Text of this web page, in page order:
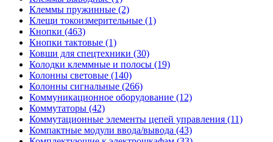
Клеммы пружинные (2)
Клещи токоизмерительные (1)
Кнопки (463)
Кнопки тактовые (1)
Ковши для спецтехники (30)
Колодки клеммные и полосы (19)
Колонны световые (140)
Колонны сигнальные (266)
Коммуникационное оборудование (12)
Коммутаторы (42)
Коммутационные элементы цепей управления (11)
Компактные модули ввода/вывода (43)